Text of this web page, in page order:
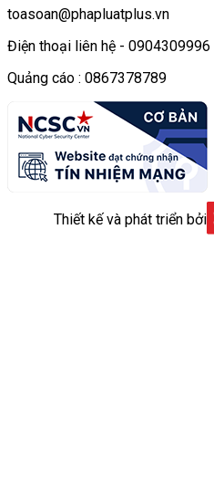
toasoan@phapluatplus.vn
Điện thoại liên hệ - 0904309996
Quảng cáo : 0867378789
Thiết kế và phát triển bởi